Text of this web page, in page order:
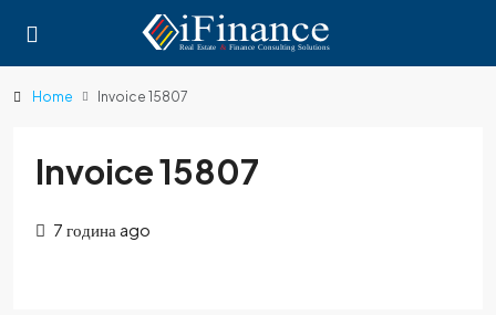
Home Invoice 15807
Invoice 15807
7 година ago